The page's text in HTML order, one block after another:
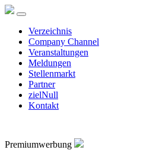
Verzeichnis
Company Channel
Veranstaltungen
Meldungen
Stellenmarkt
Partner
zielNull
Kontakt
Premiumwerbung